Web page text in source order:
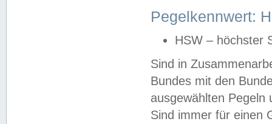
Pegelkennwert:
HSW – höchster
Sind in
Bundes mit den
ausgewählten
Sind immer für einen